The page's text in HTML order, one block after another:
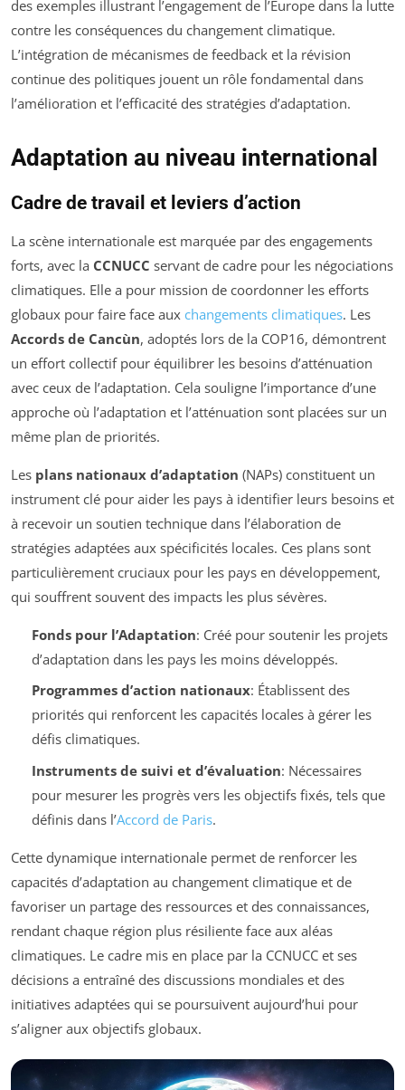
des exemples illustrant l’engagement de l’Europe dans la lutte
contre les conséquences du changement climatique.
L’intégration de mécanismes de feedback et la révision
continue des politiques jouent un rôle fondamental dans
l’amélioration et l’efficacité des stratégies d’adaptation.
Adaptation au niveau international
Cadre de travail et leviers d’action
La scène internationale est marquée par des engagements
forts, avec la CCNUCC servant de cadre pour les négociations
climatiques. Elle a pour mission de coordonner les efforts
globaux pour faire face aux changements climatiques. Les
Accords de Cancùn, adoptés lors de la COP16, démontrent
un effort collectif pour équilibrer les besoins d’atténuation
avec ceux de l’adaptation. Cela souligne l’importance d’une
approche où l’adaptation et l’atténuation sont placées sur un
même plan de priorités.
Les plans nationaux d’adaptation (NAPs) constituent un
instrument clé pour aider les pays à identifier leurs besoins et
à recevoir un soutien technique dans l’élaboration de
stratégies adaptées aux spécificités locales. Ces plans sont
particulièrement cruciaux pour les pays en développement,
qui souffrent souvent des impacts les plus sévères.
Fonds pour l’Adaptation: Créé pour soutenir les projets
d’adaptation dans les pays les moins développés.
Programmes d’action nationaux: Établissent des
priorités qui renforcent les capacités locales à gérer les
défis climatiques.
Instruments de suivi et d’évaluation: Nécessaires
pour mesurer les progrès vers les objectifs fixés, tels que
définis dans l’Accord de Paris.
Cette dynamique internationale permet de renforcer les
capacités d’adaptation au changement climatique et de
favoriser un partage des ressources et des connaissances,
rendant chaque région plus résiliente face aux aléas
climatiques. Le cadre mis en place par la CCNUCC et ses
décisions a entraîné des discussions mondiales et des
initiatives adaptées qui se poursuivent aujourd’hui pour
s’aligner aux objectifs globaux.